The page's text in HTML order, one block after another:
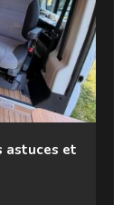
astuces et